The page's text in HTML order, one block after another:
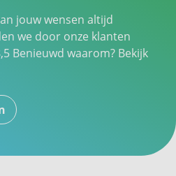
jouw wensen altijd
we door onze klanten
Benieuwd waarom? Bekijk